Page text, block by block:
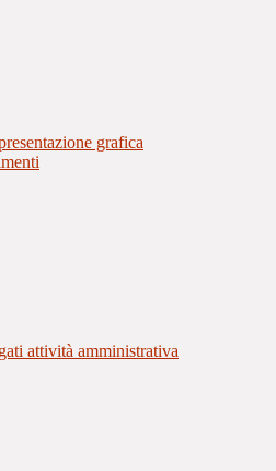
grafica
attività amministrativa